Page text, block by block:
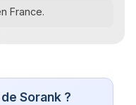
France.
Sorank ?